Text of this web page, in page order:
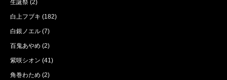
生誕祭 (2)
白上フブキ (182)
白銀ノエル (7)
百鬼あやめ (2)
紫咲シオン (41)
角巻わため (2)